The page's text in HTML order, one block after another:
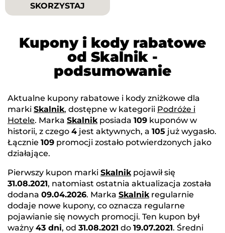
SKORZYSTAJ
Kupony i kody rabatowe
od Skalnik -
podsumowanie
Aktualne kupony rabatowe i kody zniżkowe dla
marki Skalnik, dostępne w kategorii Podróże i
Hotele. Marka Skalnik posiada 109 kuponów w
historii, z czego 4 jest aktywnych, a 105 już wygasło.
Łącznie 109 promocji zostało potwierdzonych jako
działające.
Pierwszy kupon marki Skalnik pojawił się
31.08.2021, natomiast ostatnia aktualizacja została
dodana 09.04.2026. Marka Skalnik regularnie
dodaje nowe kupony, co oznacza regularne
pojawianie się nowych promocji. Ten kupon był
ważny 43 dni, od 31.08.2021 do 19.07.2021. Średni